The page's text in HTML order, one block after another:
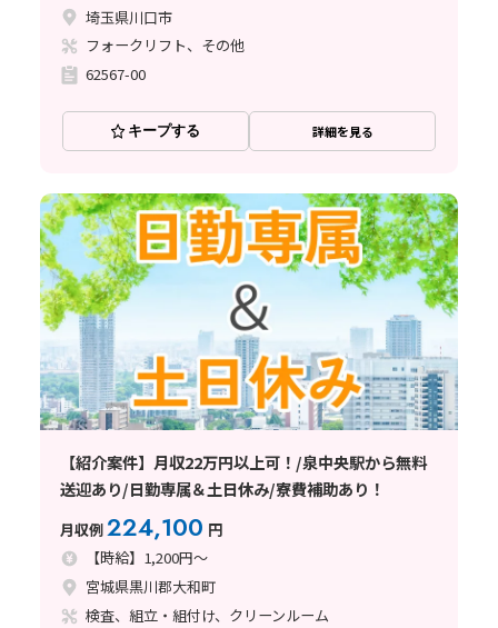
埼玉県川口市
フォークリフト、その他
62567-00
キープする 詳細を見る
【紹介案件】月収22万円以上可！/泉中央駅から無料
送迎あり/日勤専属＆土日休み/寮費補助あり！
月収例224,100 円
【時給】1,200円～
宮城県黒川郡大和町
検査、組立・組付け、クリーンルーム